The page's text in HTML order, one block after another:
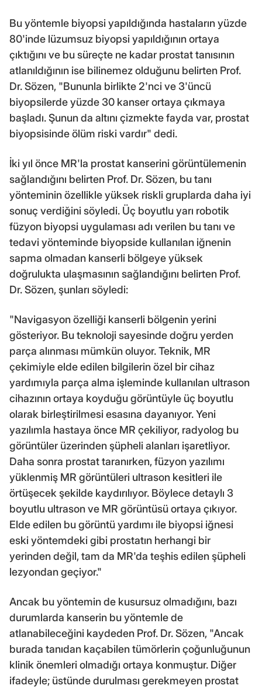
Bu yöntemle biyopsi yapıldığında hastaların yüzde
80'inde lüzumsuz biyopsi yapıldığının ortaya
çıktığını ve bu süreçte ne kadar prostat tanısının
atlanıldığının ise bilinemez olduğunu belirten Prof.
Dr. Sözen, "Bununla birlikte 2'nci ve 3'üncü
biyopsilerde yüzde 30 kanser ortaya çıkmaya
başladı. Şunun da altını çizmekte fayda var, prostat
biyopsisinde ölüm riski vardır" dedi.
İki yıl önce MR'la prostat kanserini görüntülemenin
sağlandığını belirten Prof. Dr. Sözen, bu tanı
yönteminin özellikle yüksek riskli gruplarda daha iyi
sonuç verdiğini söyledi. Üç boyutlu yarı robotik
füzyon biyopsi uygulaması adı verilen bu tanı ve
tedavi yönteminde biyopside kullanılan iğnenin
sapma olmadan kanserli bölgeye yüksek
doğrulukta ulaşmasının sağlandığını belirten Prof.
Dr. Sözen, şunları söyledi:
"Navigasyon özelliği kanserli bölgenin yerini
gösteriyor. Bu teknoloji sayesinde doğru yerden
parça alınması mümkün oluyor. Teknik, MR
çekimiyle elde edilen bilgilerin özel bir cihaz
yardımıyla parça alma işleminde kullanılan ultrason
cihazının ortaya koyduğu görüntüyle üç boyutlu
olarak birleştirilmesi esasına dayanıyor. Yeni
yazılımla hastaya önce MR çekiliyor, radyolog bu
görüntüler üzerinden şüpheli alanları işaretliyor.
Daha sonra prostat taranırken, füzyon yazılımı
yüklenmiş MR görüntüleri ultrason kesitleri ile
örtüşecek şekilde kaydırılıyor. Böylece detaylı 3
boyutlu ultrason ve MR görüntüsü ortaya çıkıyor.
Elde edilen bu görüntü yardımı ile biyopsi iğnesi
eski yöntemdeki gibi prostatın herhangi bir
yerinden değil, tam da MR'da teşhis edilen şüpheli
lezyondan geçiyor."
Ancak bu yöntemin de kusursuz olmadığını, bazı
durumlarda kanserin bu yöntemle de
atlanabileceğini kaydeden Prof. Dr. Sözen, "Ancak
burada tanıdan kaçabilen tümörlerin çoğunluğunun
klinik önemleri olmadığı ortaya konmuştur. Diğer
ifadeyle; üstünde durulması gerekmeyen prostat